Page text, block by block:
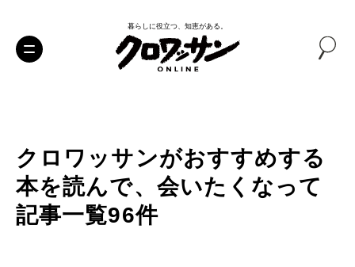
暮らしに役立つ、知恵がある。
クロワッサンがおすすめする
本を読んで、会いたくなって
記事一覧96件